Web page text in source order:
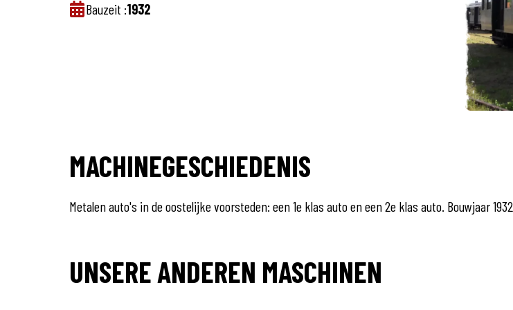
Bauzeit :1932
MACHINEGESCHIEDENIS
Metalen auto's in de oostelijke voorsteden: een 1e klas auto en een 2e klas auto. Bouwjaar 1932.
UNSERE ANDEREN MASCHINEN